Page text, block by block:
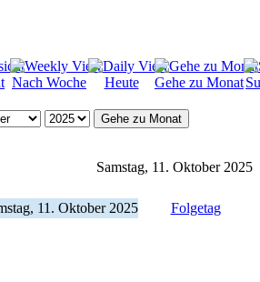
Nach Woche Heute Gehe zu Monat
Gehe zu Monat
Samstag, 11. Oktober 2025
11. Oktober 2025 Folgetag